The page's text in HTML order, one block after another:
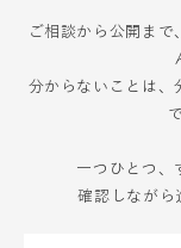
ご相談から公開まで
分からないことは、
一つひとつ、
確認しながら